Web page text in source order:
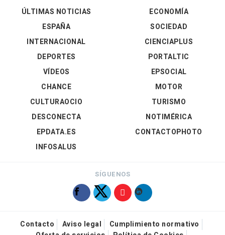
ÚLTIMAS NOTICIAS
ESPAÑA
INTERNACIONAL
DEPORTES
VÍDEOS
ECONOMÍA
SOCIEDAD
CIENCIAPLUS
PORTALTIC
EPSOCIAL
CHANCE
CULTURAOCIO
DESCONECTA
EPDATA.ES
INFOSALUS
MOTOR
TURISMO
NOTIMÉRICA
CONTACTOPHOTO
SÍGUENOS
Contacto Aviso legal
Cumplimiento normativo